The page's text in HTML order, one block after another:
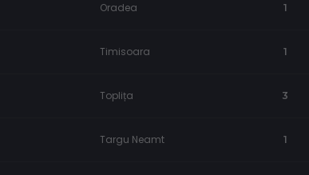
Oradea 1
Timisoara 1
Toplița 3
Targu Neamt 1